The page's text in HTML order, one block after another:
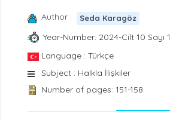
Author : Seda Karagöz
Year-Number: 2024-Cilt 10 Sayı 1
Language : Türkçe
Subject : Halkla İlişkiler
Number of pages: 151-158